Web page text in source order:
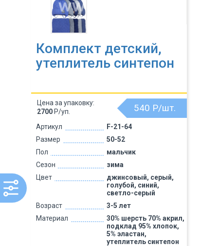
Комплект детский,
утеплитель синтепон
Артикул
F-21-64
Размер
50-52
Пол
мальчик
Сезон
зима
Цвет
джинсовый, серый,
голубой, синий,
светло-серый
Возраст
3-5 лет
Материал
30% шерсть 70% акрил,
подклад 95% хлопок,
5% эластан,
утеплитель синтепон
540 Р/шт.
Цена за упаковку:
2700 Р/уп.